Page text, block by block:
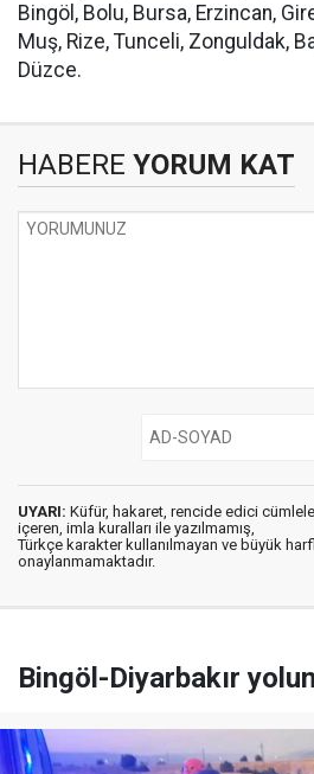
Bingöl, Bolu, Bursa, Erzincan,
Muş, Rize, Tunceli, Zonguldak,
Düzce.
HABERE YORUM KAT
UYARI: Küfür, hakaret, rencide edici
içeren, imla kuralları ile yazılmamış,
Türkçe karakter kullanılmayan ve büyük
onaylanmamaktadır.
Bingöl-Diyarbakır